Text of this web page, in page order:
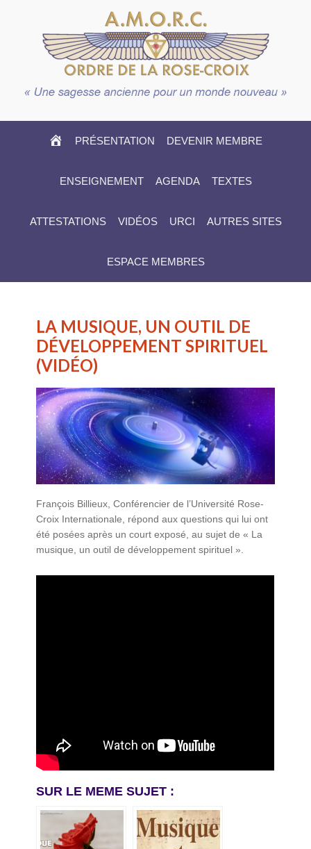
HOME
PRÉSENTATION DEVENIR MEMBRE
ENSEIGNEMENT AGENDA TEXTES
ATTESTATIONS VIDÉOS URCI AUTRES SITES
ESPACE MEMBRES
LA MUSIQUE, UN OUTIL DE
DÉVELOPPEMENT SPIRITUEL
(VIDÉO)
François Billieux, Conférencier de l’Université Rose-
Croix Internationale, répond aux questions qui lui ont
été posées après un court exposé, au sujet de « La
musique, un outil de développement spirituel ».
SUR LE MEME SUJET :